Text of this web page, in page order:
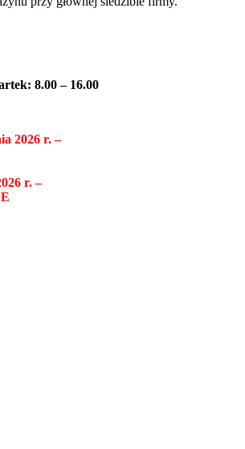
8.00 – 16.00
2026 r. –
r. –